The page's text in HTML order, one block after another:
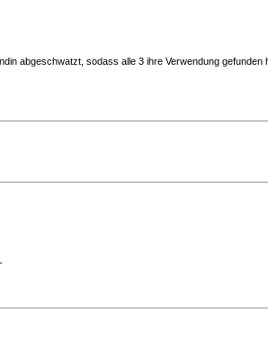
abgeschwatzt, sodass alle 3 ihre Verwendung gefunden